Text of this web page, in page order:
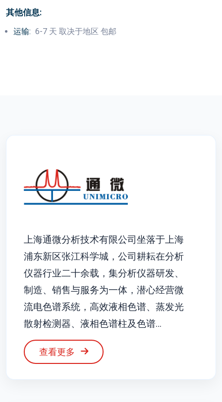
其他信息:
运输: 6-7 天 取决于地区 包邮
上海通微分析技术有限公司坐落于上海
浦东新区张江科学城，公司耕耘在分析
仪器行业二十余载，集分析仪器研发、
制造、销售与服务为一体，潜心经营微
流电色谱系统，高效液相色谱、蒸发光
散射检测器、液相色谱柱及色谱…
查看更多